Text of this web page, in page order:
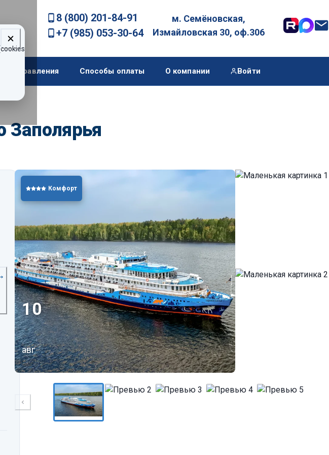
8 (800) 201-84-91
+7 (985) 053-30-64
м. Семёновская,
Измайловская 30, оф.306
Направления Способы оплаты О компании Войти
Заполярья
Комфорт
10
авг